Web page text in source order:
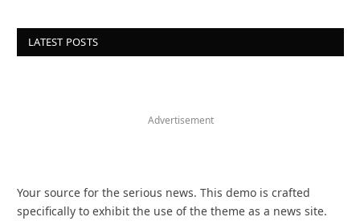
LATEST POSTS
Advertisement
Your source for the serious news. This demo is crafted
specifically to exhibit the use of the theme as a news site.